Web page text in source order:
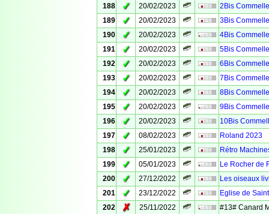
188
✓ 20/02/2023
2Bis
189
✓ 20/02/2023
3Bis
190
✓ 20/02/2023
4Bis
191
✓ 20/02/2023
5Bis
192
✓ 20/02/2023
6Bis
193
✓ 20/02/2023
7Bis
194
✓ 20/02/2023
8Bis
195
✓ 20/02/2023
9Bis
196
✓ 20/02/2023
10Bis
197
✓ 08/02/2023
Roland 2023
198
✓ 25/01/2023
Rétro
199
✓ 05/01/2023
Le Rocher de
200
✓ 27/12/2022
Les oiseaux
201
✓ 23/12/2022
Eglise de
202
✗ 25/11/2022
#13# Canard